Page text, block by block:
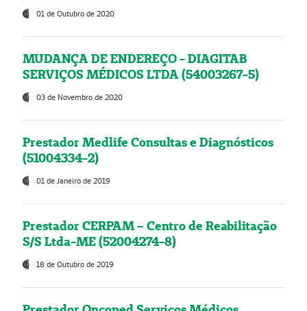
01 de Outubro de 2020
MUDANÇA DE ENDEREÇO - DIAGITAB
SERVIÇOS MÉDICOS LTDA (54003267-5)
03 de Novembro de 2020
Prestador Medlife Consultas e Diagnósticos
(51004334-2)
01 de Janeiro de 2019
Prestador CERPAM – Centro de Reabilitação
S/S Ltda-ME (52004274-8)
18 de Outubro de 2019